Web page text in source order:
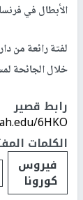
الأبطال في فرنسا،
لفتة رائعة من
خلال الجائحة
رابط قصير
6HKO/
الكلمات
فيروس
كورونا